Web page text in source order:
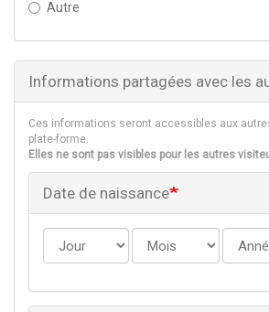
Autre
Informations partagées avec les
Ces informations seront accessibles aux
plate-forme.
Elles ne sont pas visibles pour les autres
Date de naissance